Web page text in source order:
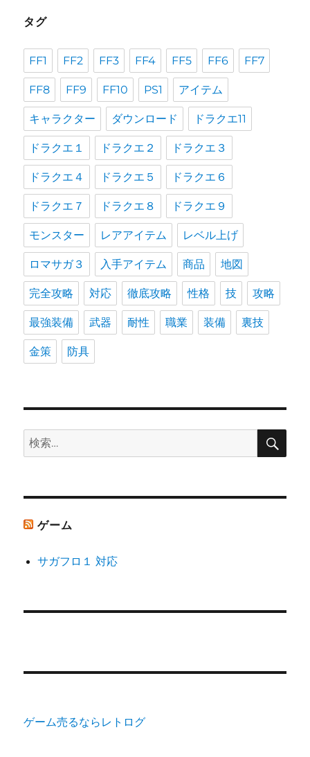
タグ
FF1 FF2 FF3 FF4 FF5 FF6 FF7
FF8 FF9 FF10 PS1 アイテム
キャラクター ダウンロード ドラクエ11
ドラクエ１ ドラクエ２ ドラクエ３
ドラクエ４ ドラクエ５ ドラクエ６
ドラクエ７ ドラクエ８ ドラクエ９
モンスター レアアイテム レベル上げ
ロマサガ３ 入手アイテム 商品 地図
完全攻略 対応 徹底攻略 性格 技 攻略
最強装備 武器 耐性 職業 装備 裏技
金策 防具
検
索:
検
ゲーム
サガフロ１ 対応
ゲーム売るならレトログ